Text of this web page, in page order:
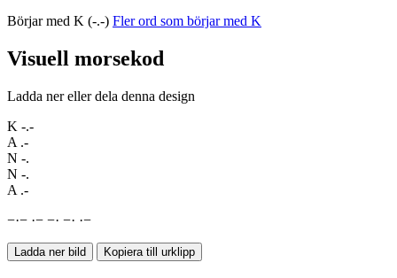
Börjar med K (-.-) Fler ord som börjar med K
Visuell morsekod
Ladda ner eller dela denna design
K -.-
A .-
N -.
N -.
A .-
−·− ·− −· −· ·−
Ladda ner bild Kopiera till urklipp